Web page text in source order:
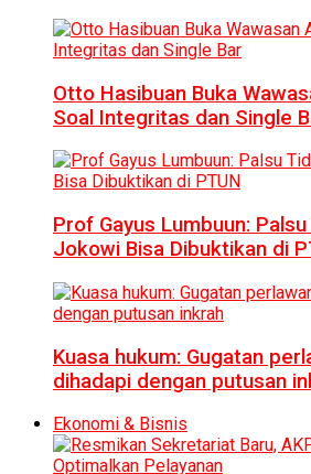
Otto Hasibuan Buka
Soal Integritas dan Single
Prof Gayus Lumbuun:
Jokowi Bisa Dibuktikan di
Kuasa hukum: Gugatan
dihadapi dengan putusan
Ekonomi & Bisnis